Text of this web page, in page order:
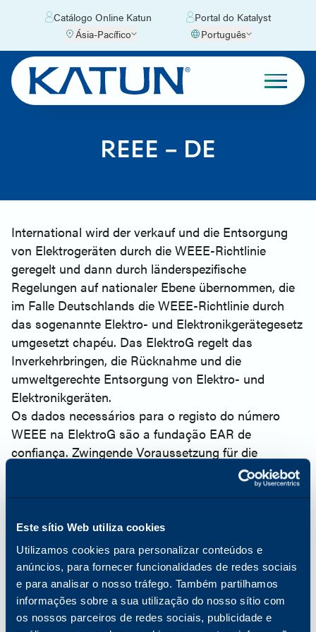
Este sítio Web utiliza cookies
Utilizamos cookies para personalizar conteúdos e
anúncios, para fornecer funcionalidades de redes sociais
e para analisar o nosso tráfego. Também partilhamos
informações sobre a sua utilização do nosso sítio com
os nossos parceiros de redes sociais, publicidade e
Catálogo Online Katun
Portal do Katalyst
Ásia-Pacífico
Português
REEE – DE
International wird der verkauf und die Entsorgung
von Elektrogeräten durch die WEEE-Richtlinie
geregelt und dann durch länderspezifische
Regelungen auf nationaler Ebene übernommen, die
im Falle Deutschlands die WEEE-Richtlinie durch
das sogenannte Elektro- und Elektronikgerätegesetz
umgesetzt chapéu. Das ElektroG regelt das
Inverkehrbringen, die Rücknahme und die
umweltgerechte Entsorgung von Elektro- und
Elektronikgeräten.
Os dados necessários para o registo do número
WEEE na ElektroG são a fundação EAR de
confiança. Zwingende Voraussetzung für die
Erlangung der WEEE-Nummer ist die jährliche
Stellung einer insolvenzsicheren Garantie für die
Verkehr gebrachten Elektro- und Elektronikgeräten,
die in privaten Haushalten verwendet werden
können bzw. vom Verbraucher eingesetzt werden.
Mit esta garantia será garantida, dass die
Entsorgung im Garantiefall finanziert wird. A Katun
Germany GmbH está em conformidade com o